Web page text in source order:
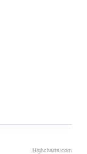
Highcharts.com